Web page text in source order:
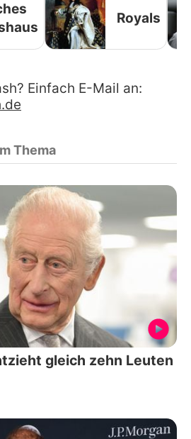
Royals
Einfach E-Mail an:
Thema
gleich zehn Leuten